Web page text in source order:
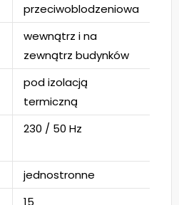
przeciwoblodzeniowa
wewnątrz i na
zewnątrz budynków
pod izolacją
termiczną
230 / 50 Hz
jednostronne
15